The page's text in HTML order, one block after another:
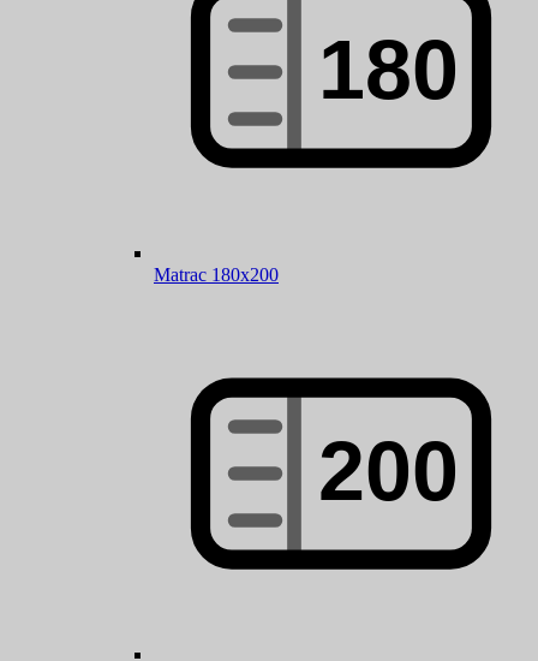
Matrac 180x200